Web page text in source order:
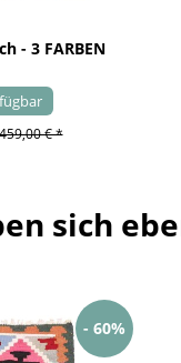
- 3 FARBEN
€ *
sich
- 60%